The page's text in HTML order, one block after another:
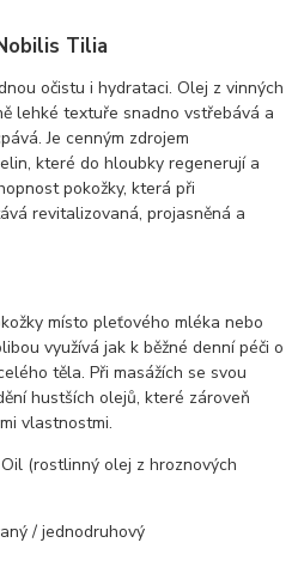
Tilia
očistu i hydrataci. Olej z vinných
lehké textuře snadno vstřebává a
Je cenným zdrojem
které do hloubky regenerují a
pokožky, která při
revitalizovaná, projasněná a
místo pleťového mléka nebo
využívá jak k běžné denní péči o
těla. Při masážích se svou
hustších olejů, které zároveň
vlastnostmi.
(rostlinný olej z hroznových
/ jednodruhový